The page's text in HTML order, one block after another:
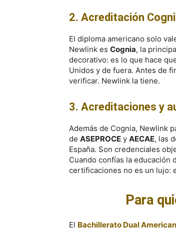
2. Acreditación
El diploma americano solo
Newlink es Cognia, la
decorativo: es lo que hace
Unidos y de fuera. Antes de
verificar. Newlink la tiene.
3. Acreditaciones y
Además de Cognia, Newlink
de ASEPROCE y AECAE, las
España. Son credenciales
Cuando confías la educación
certificaciones no es un lujo:
Para
El Bachillerato Dual